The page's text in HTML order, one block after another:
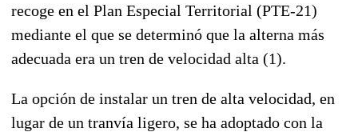
recoge en el Plan Especial Territorial (PTE-21)
mediante el que se determinó que la alterna más
adecuada era un tren de velocidad alta (1).
La opción de instalar un tren de alta velocidad, en
lugar de un tranvía ligero, se ha adoptado con la